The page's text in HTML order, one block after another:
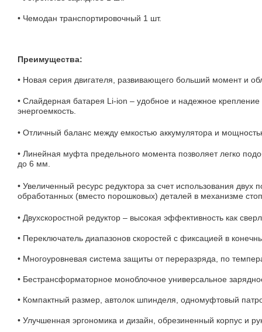
• Чемодан транспортировочный 1 шт.
Преимущества:
• Новая серия двигателя, развивающего больший момент и
• Слайдерная батарея Li-ion – удобное и надежное
энергоемкость.
• Отличный баланс между емкостью аккумулятора и
• Линейная муфта предельного момента позволяет легко
до 6 мм.
• Увеличенный ресурс редуктора за счет использования
обработанных (вместо порошковых) деталей в механизме
• Двухскоростной редуктор – высокая эффективность как
• Переключатель диапазонов скоростей с фиксацией в
• Многоуровневая система защиты от переразряда, по
• Бестрансформаторное моноблочное универсальное
• Компактный размер, автолок шпинделя, одномуфтовый
• Улучшенная эргономика и дизайн, обрезиненный корпус и